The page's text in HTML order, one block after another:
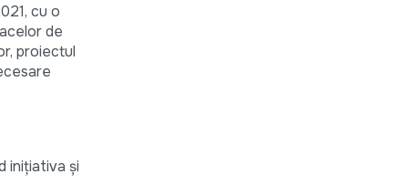
cu o
de
proiectul
inițiativa și